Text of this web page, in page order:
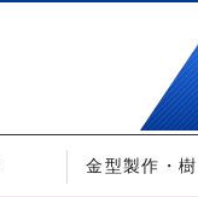
金型製作・